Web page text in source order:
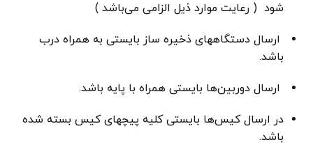
شود ( رعایت موارد ذیل الزامی می‌باشد )
ارسال دستگاههای ذخیره ساز بایستی به همراه درب
باشد.
ارسال دوربین‌ها بایستی همراه با پایه باشد.
در ارسال کیس‌ها بایستی کلیه پیچهای کیس بسته شده
باشد.